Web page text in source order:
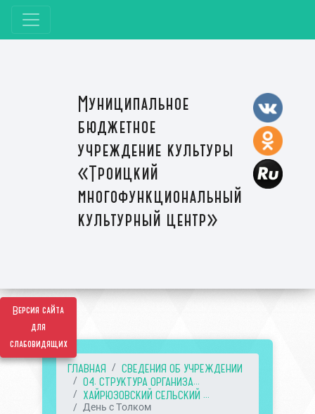
Версия сайта
для
слабовидящих
Муниципальное
бюджетное
учреждение культуры
«Троицкий
многофункциональный
культурный центр»
ГЛАВНАЯ
СВЕДЕНИЯ ОБ УЧРЕЖДЕНИИ
04. СТРУКТУРА ОРГАНИЗА...
ХАЙРЮЗОВСКИЙ СЕЛЬСКИЙ ...
День с Толком